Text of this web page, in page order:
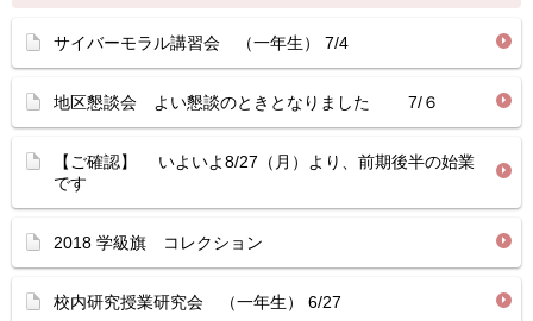
サイバーモラル講習会 （一年生） 7/4
地区懇談会 よい懇談のときとなりました 7/６
【ご確認】 いよいよ8/27（月）より、前期後半の始業
です
2018 学級旗 コレクション
校内研究授業研究会 （一年生） 6/27